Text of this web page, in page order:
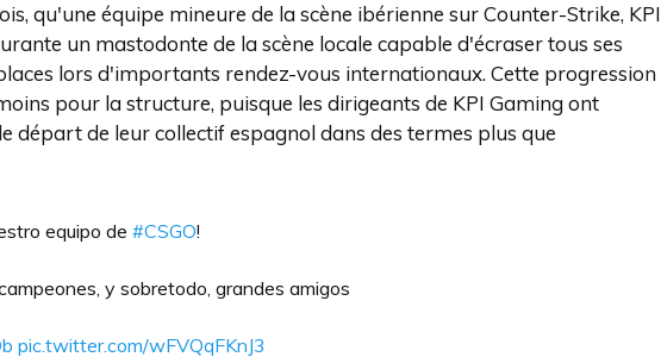
qu'une équipe mineure de la scène ibérienne sur Counter-Strike, KPI
un mastodonte de la scène locale capable d'écraser tous ses
lors d'importants rendez-vous internationaux. Cette progression
pour la structure, puisque les dirigeants de KPI Gaming ont
départ de leur collectif espagnol dans des termes plus que
equipo de #CSGO!
y sobretodo, grandes amigos
pic.twitter.com/wFVQqFKnJ3